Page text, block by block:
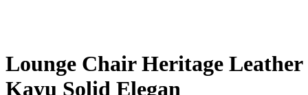
Lounge Chair Heritage Leather
Kayu Solid Elegan